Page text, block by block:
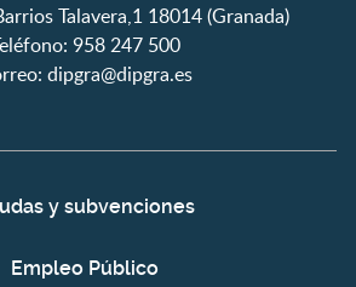
Talavera,1 18014 (Granada)
958 247 500
dipgra@dipgra.es
y subvenciones
Empleo Público